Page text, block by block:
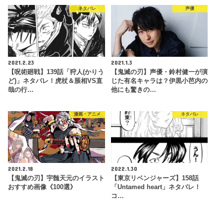
ネタバレ
2021.2.23
【呪術廻戦】139話「狩人(かりう
ど)」ネタバレ！虎杖＆脹相VS直
哉の行…
声優
2021.1.3
【鬼滅の刃】声優・鈴村健一が演
じた有名キャラは？伊黒小芭内の
他にも驚きの…
漫画・アニメ
2021.2.18
【鬼滅の刃】宇髄天元のイラスト
おすすめ画像《100選》
ネタバレ
2022.1.30
【東京リベンジャーズ】158話
「Untamed heart」ネタバレ！
コ…